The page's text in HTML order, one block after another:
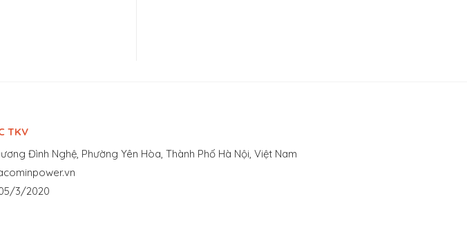
TKV
Đình Nghệ, Phường Yên Hòa, Thành Phố Hà Nội, Việt Nam
3/2020